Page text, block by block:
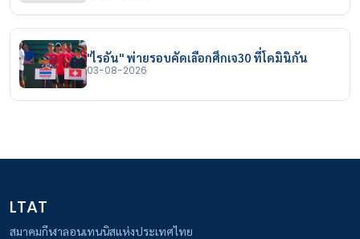
"ไรอัน" พ่ายรอบคัดเลือกศึกเจ30 ที่โดมินิกัน
03-08-2026
LTAT
สมาคมกีฬาลอนเทนนิสแห่งประเทศไทย